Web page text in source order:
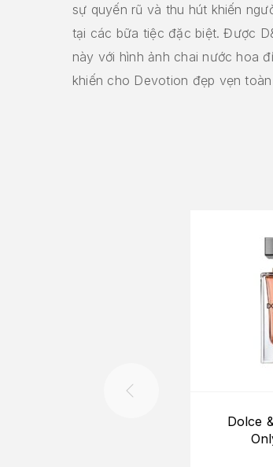
sự quyến rũ và thu hút khiến
tại các bữa tiệc đặc biệt. Được
này với hình ảnh chai nước hoa
khiến cho Devotion đẹp vẹn
Dolce